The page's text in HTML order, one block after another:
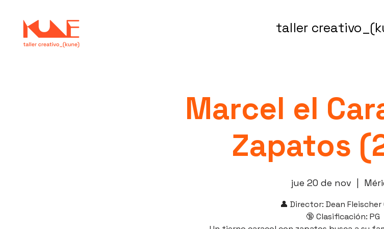
taller
Marcel el
Zapatos
jue 20 de nov
👤 Director: Dean Fleischer
🔞 Clasificación: PG